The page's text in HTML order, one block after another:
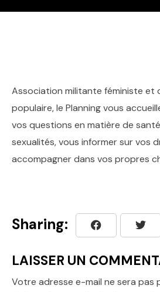
Association militante féministe et
populaire, le Planning vous
vos questions en matière de
sexualités, vous informer sur vos
accompagner dans vos propres
Sharing:
LAISSER UN
Votre adresse e-mail ne sera pas